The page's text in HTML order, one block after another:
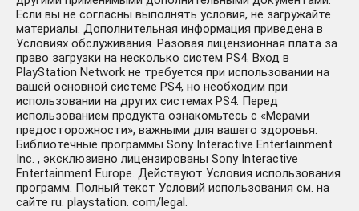
Если вы не согласны выполнять условия, не загружайте
материалы. Дополнительная информация приведена в
Условиях обслуживания. Разовая лицензионная плата за
право загрузки на несколько систем PS4. Вход в
PlayStation Network не требуется при использовании на
вашей основной системе PS4, но необходим при
использовании на других системах PS4. Перед
использованием продукта ознакомьтесь с «Мерами
предосторожности», важными для вашего здоровья.
Библиотечные программы Sony Interactive Entertainment
Inc. , эксклюзивно лицензированы Sony Interactive
Entertainment Europe. Действуют Условия использования
программ. Полный текст Условий использования см. на
сайте ru. playstation. com/legal.